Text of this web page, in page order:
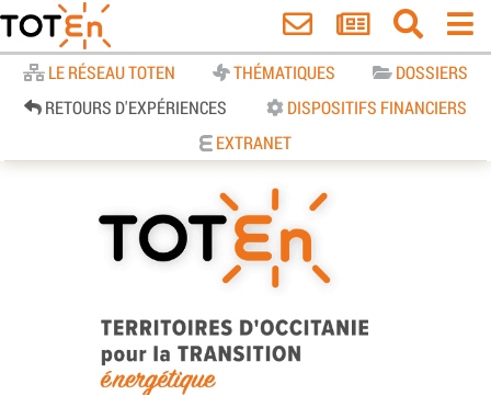
LE RÉSEAU TOTEN THÉMATIQUES
DOSSIERS
RETOURS D'EXPÉRIENCES
DISPOSITIFS FINANCIERS
EXTRANET